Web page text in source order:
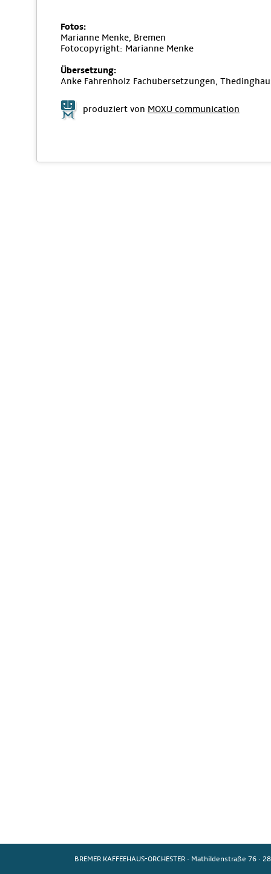
Fotos:
Marianne Menke, Bremen
Fotocopyright: Marianne Menke
Übersetzung:
Anke Fahrenholz Fachübersetzungen,
produziert von MOXU communication
BREMER KAFFEEHAUS-ORCHESTER · Mathildenstraße 76 ·